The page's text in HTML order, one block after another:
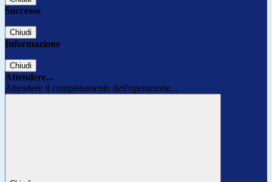
Successo
Chiudi
Informazione
Chiudi
Attendere...
Attendere il completamento dell'operazione...